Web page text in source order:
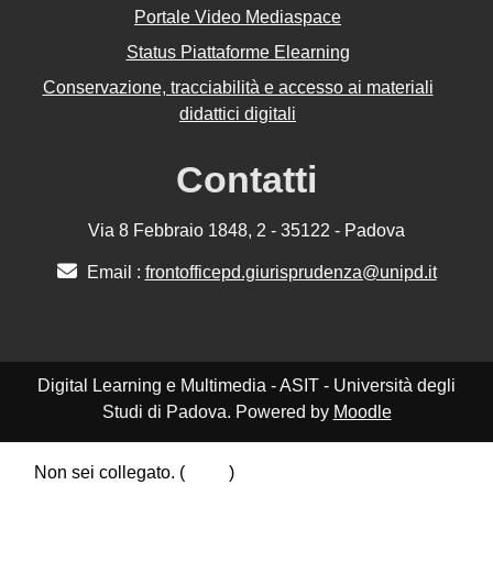
Portale Video Mediaspace
Status Piattaforme Elearning
Conservazione, tracciabilità e accesso ai materiali
didattici digitali
Contatti
Via 8 Febbraio 1848, 2 - 35122 - Padova
Email : frontofficepd.giurisprudenza@unipd.it
Digital Learning e Multimedia - ASIT - Università degli
Studi di Padova. Powered by Moodle
Non sei collegato. (
)